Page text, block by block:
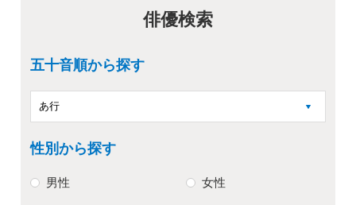
俳優検索
五十音順から探す
性別から探す
男性 女性